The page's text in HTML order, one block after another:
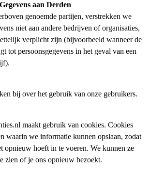
aan Derden
genoemde partijen, verstrekken we
niet aan andere bedrijven of organisaties,
verplicht zijn (bijvoorbeeld wanneer de
tot persoonsgegevens in het geval van een
bij over het gebruik van onze gebruikers.
maakt gebruik van cookies. Cookies
waarin we informatie kunnen opslaan, zodat
opnieuw hoeft in te voeren. We kunnen ze
zien of je ons opnieuw bezoekt.